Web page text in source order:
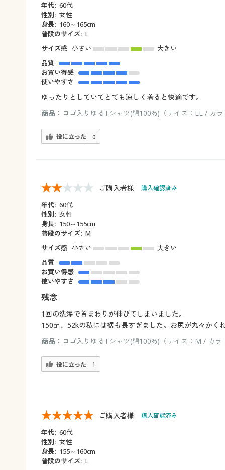
年代: 60代
性別: 女性
身長: 160～165cm
普段のサイズ: L
サイズ感 小さい
大きい
品質
お買い得感
使いやすさ
ゆったりとしていてとても涼しく着ると快適です。
商品： ロゴ入りゆるTシャツ(綿100%)（サイズ：LL / カラ
役に立った 0
ご購入者様 購入確認済み
年代: 60代
性別: 女性
身長: 150～155cm
普段のサイズ: M
サイズ感 小さい
大きい
品質
お買い得感
使いやすさ
残念
1回の洗濯で首まわりが伸びてしまいました。
150㎝、52kの私には裾も長すぎました。お尻が丸々かく
商品： ロゴ入りゆるTシャツ(綿100%)（サイズ：M / カラ
役に立った 1
ご購入者様 購入確認済み
年代: 60代
性別: 女性
身長: 155～160cm
普段のサイズ: L